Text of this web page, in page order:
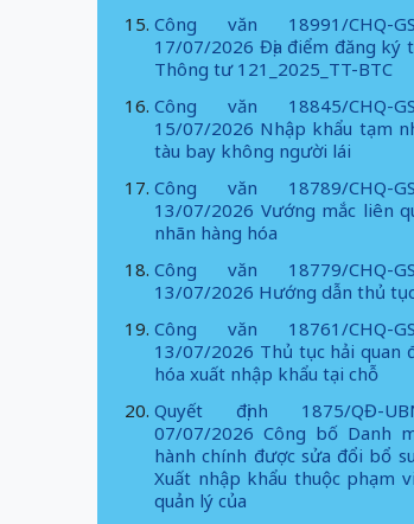
Công văn 18991/CHQ-
17/07/2026 Địa điểm đăng ký
Thông tư 121_2025_TT-BTC
Công văn 18845/CHQ-
15/07/2026 Nhập khẩu tạm
tàu bay không người lái
Công văn 18789/CHQ-
13/07/2026 Vướng mắc liên
nhãn hàng hóa
Công văn 18779/CHQ-
13/07/2026 Hướng dẫn thủ
Công văn 18761/CHQ-
13/07/2026 Thủ tục hải quan
hóa xuất nhập khẩu tại chỗ
Quyết định 1875/QĐ-
07/07/2026 Công bố Danh
hành chính được sửa đổi bổ
Xuất nhập khẩu thuộc phạm
quản lý của